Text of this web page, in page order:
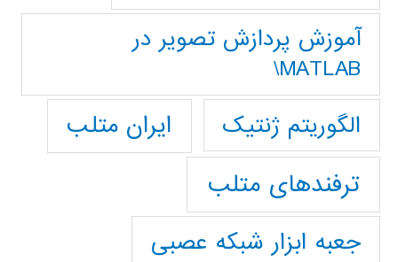
آموزش پردازش تصوير در
MATLAB\
الگوریتم ژنتیک
ایران متلب
ترفندهای متلب
جعبه ابزار شبکه عصبی